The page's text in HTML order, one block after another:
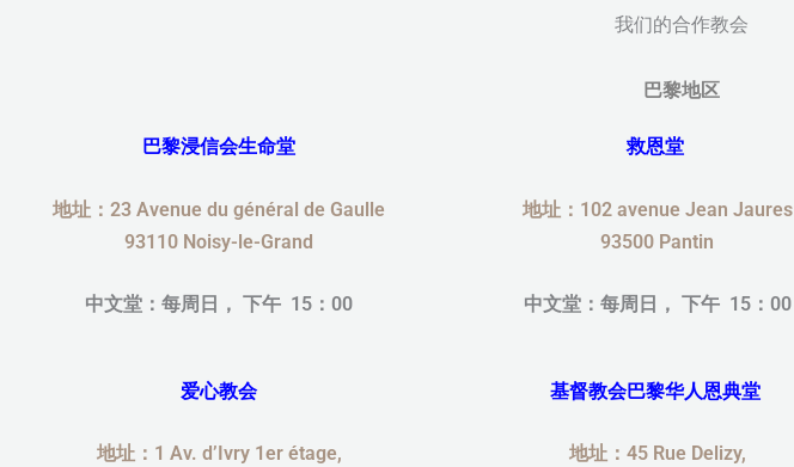
我们的合作教会
巴黎地区
巴黎浸信会生命堂
地址：23 Avenue du général de Gaulle
93110 Noisy-le-Grand
中文堂：每周日，下午 15：00
救恩堂
地址：102 avenue Jean Jaures
93500 Pantin
中文堂：每周日， 下午 15：00
爱心教会
地址：1 Av. d’Ivry 1er étage,
基督教会巴黎华人恩典堂
地址：45 Rue Delizy,